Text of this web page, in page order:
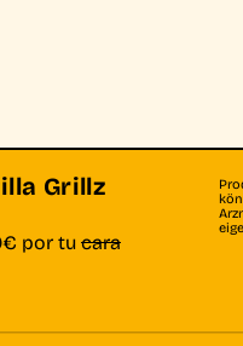
Grillz
por tucara